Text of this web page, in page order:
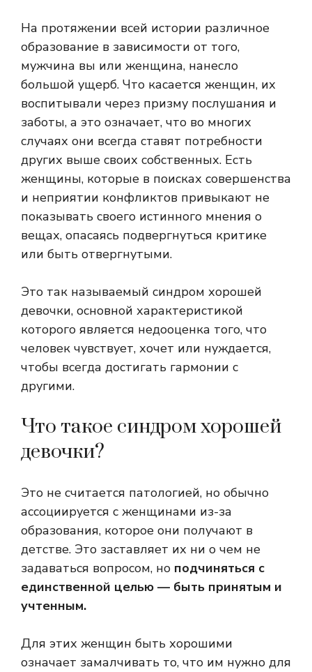
На протяжении всей истории различное
образование в зависимости от того,
мужчина вы или женщина, нанесло
большой ущерб. Что касается женщин, их
воспитывали через призму послушания и
заботы, а это означает, что во многих
случаях они всегда ставят потребности
других выше своих собственных. Есть
женщины, которые в поисках совершенства
и неприятии конфликтов привыкают не
показывать своего истинного мнения о
вещах, опасаясь подвергнуться критике
или быть отвергнутыми.
Это так называемый синдром хорошей
девочки, основной характеристикой
которого является недооценка того, что
человек чувствует, хочет или нуждается,
чтобы всегда достигать гармонии с
другими.
Что такое синдром хорошей
девочки?
Это не считается патологией, но обычно
ассоциируется с женщинами из-за
образования, которое они получают в
детстве. Это заставляет их ни о чем не
задаваться вопросом, но подчиняться с
единственной целью — быть принятым и
учтенным.
Для этих женщин быть хорошими
означает замалчивать то, что им нужно для